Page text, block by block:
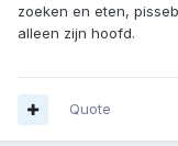
zoeken en eten,
alleen zijn hoofd.
Quote